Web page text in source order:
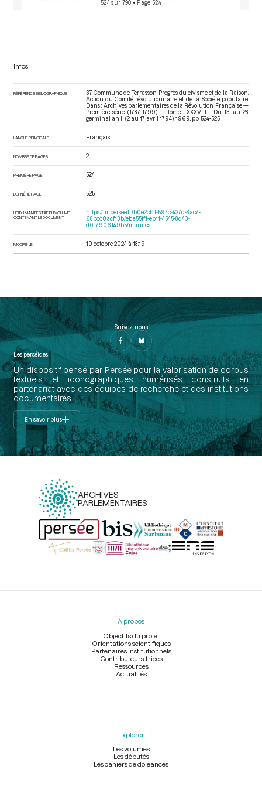
524 sur 790 • Page 524
Infos
RÉFÉRENCE BIBLIOGRAPHIQUE
37. Commune de Terrasson. Progrès du civisme et de la Raison.
Action du Comité révolutionnaire et de la Société populaire.
Dans : Archives parlementaires de la Révolution Française —
Première série (1787-1799) — Tome LXXXVIII - Du 13 au 28
germinal an II (2 au 17 avril 1794) . 1969. pp. 524-525.
LANGUE PRINCIPALE Français
NOMBRE DE PAGES 2
PREMIÈRE PAGE 524
DERNIÈRE PAGE 525
URI DU MANIFEST IIIF DU VOLUME
CONTENANT LE DOCUMENT
https://iiif.persee.fr/b0e2cf11-597c-427d-8ac7-
68bcc0acf13b/eba55ff1-eb11-4545-8d43-
d017906149b5/manifest
MODIFIÉ LE 10 octobre 2024 à 18:19
Suivez-nous
Les perséides
Un dispositif pensé par Persée pour la valorisation de corpus
textuels et iconographiques numérisés construits en
partenariat avec des équipes de recherche et des institutions
documentaires.
En savoir plus
ARCHIVES
PARLEMENTAIRES
Menu
À propos
Objectifs du projet
Orientations scientifiques
Partenaires institutionnels
Contributeurs-trices
Ressources
Actualités
Explorer
Les volumes
Les députés
Les cahiers de doléances